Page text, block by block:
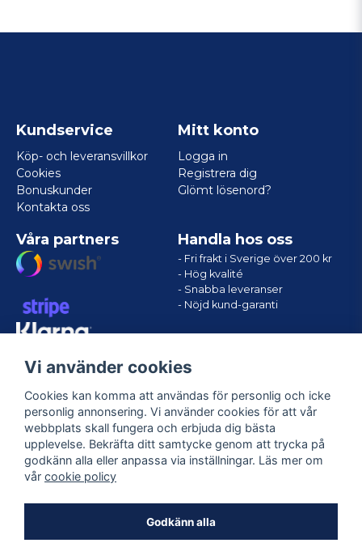
Kundservice
Köp- och leveransvillkor
Cookies
Bonuskunder
Kontakta oss
Mitt konto
Logga in
Registrera dig
Glömt lösenord?
Våra partners Handla hos oss
- Fri frakt i Sverige över 200 kr
- Hög kvalité
- Snabba leveranser
- Nöjd kund-garanti
Följ oss
Vi använder cookies
Cookies kan komma att användas för personlig och icke
personlig annonsering. Vi använder cookies för att vår
webbplats skall fungera och erbjuda dig bästa
upplevelse. Bekräfta ditt samtycke genom att trycka på
godkänn alla eller anpassa via inställningar. Läs mer om
vår cookie policy
Godkänn alla